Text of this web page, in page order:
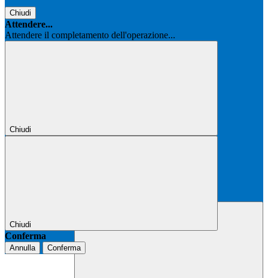
Chiudi
Attendere...
Attendere il completamento dell'operazione...
Chiudi
Chiudi
Conferma
Annulla Conferma